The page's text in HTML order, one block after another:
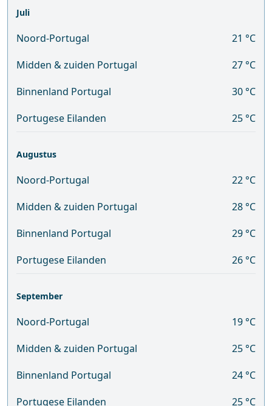
Juli
Noord-Portugal
21 °C
Midden & zuiden Portugal
27 °C
Binnenland Portugal
30 °C
Portugese Eilanden
25 °C
Augustus
Noord-Portugal
22 °C
Midden & zuiden Portugal
28 °C
Binnenland Portugal
29 °C
Portugese Eilanden
26 °C
September
Noord-Portugal
19 °C
Midden & zuiden Portugal
25 °C
Binnenland Portugal
24 °C
Portugese Eilanden
25 °C